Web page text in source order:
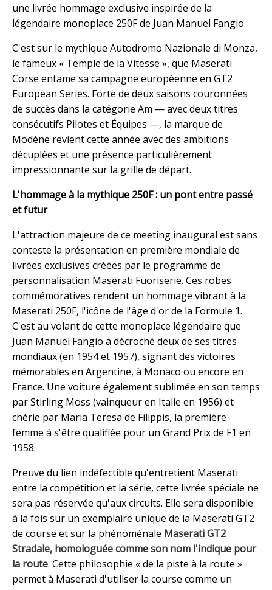
une livrée hommage exclusive inspirée de la
légendaire monoplace 250F de Juan Manuel Fangio.
C'est sur le mythique Autodromo Nazionale di Monza,
le fameux « Temple de la Vitesse », que Maserati
Corse entame sa campagne européenne en GT2
European Series. Forte de deux saisons couronnées
de succès dans la catégorie Am — avec deux titres
consécutifs Pilotes et Équipes —, la marque de
Modène revient cette année avec des ambitions
décuplées et une présence particulièrement
impressionnante sur la grille de départ.
L'hommage à la mythique 250F : un pont entre passé
et futur
L'attraction majeure de ce meeting inaugural est sans
conteste la présentation en première mondiale de
livrées exclusives créées par le programme de
personnalisation Maserati Fuoriserie. Ces robes
commémoratives rendent un hommage vibrant à la
Maserati 250F, l'icône de l'âge d'or de la Formule 1.
C'est au volant de cette monoplace légendaire que
Juan Manuel Fangio a décroché deux de ses titres
mondiaux (en 1954 et 1957), signant des victoires
mémorables en Argentine, à Monaco ou encore en
France. Une voiture également sublimée en son temps
par Stirling Moss (vainqueur en Italie en 1956) et
chérie par Maria Teresa de Filippis, la première
femme à s'être qualifiée pour un Grand Prix de F1 en
1958.
Preuve du lien indéfectible qu'entretient Maserati
entre la compétition et la série, cette livrée spéciale ne
sera pas réservée qu'aux circuits. Elle sera disponible
à la fois sur un exemplaire unique de la Maserati GT2
de course et sur la phénoménale Maserati GT2
Stradale, homologuée comme son nom l'indique pour
la route. Cette philosophie « de la piste à la route »
permet à Maserati d'utiliser la course comme un